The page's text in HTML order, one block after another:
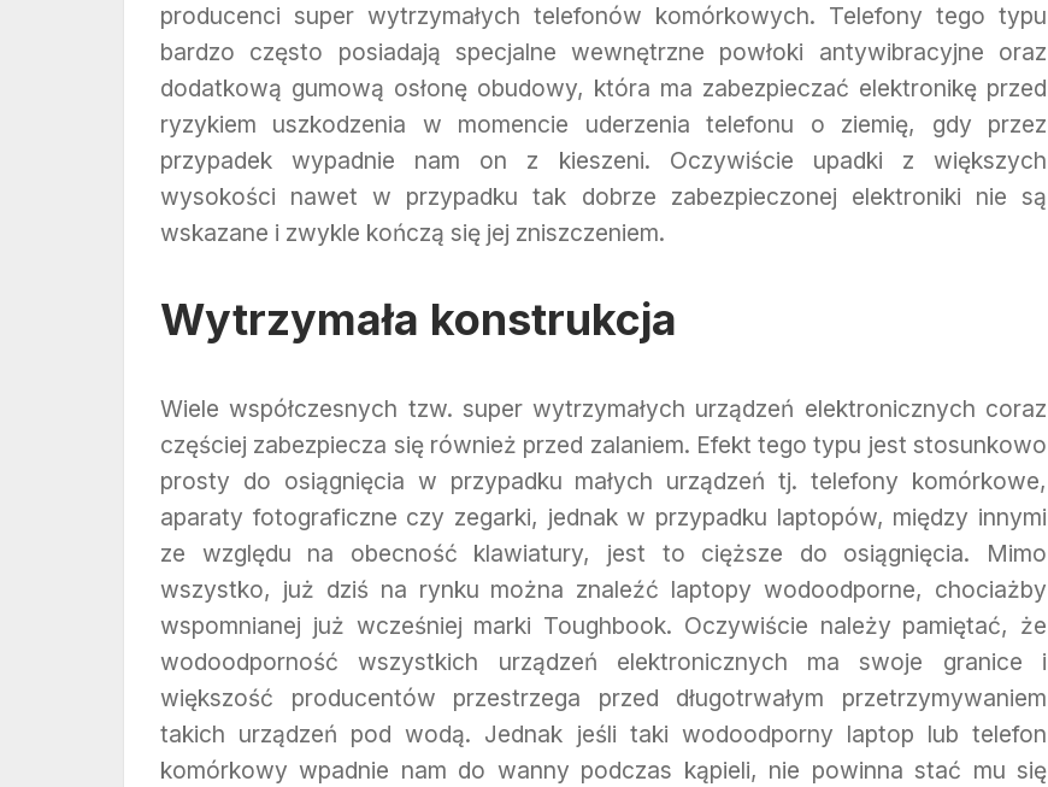
producenci super wytrzymałych telefonów komórkowych. Telefony tego typu
bardzo często posiadają specjalne wewnętrzne powłoki antywibracyjne oraz
dodatkową gumową osłonę obudowy, która ma zabezpieczać elektronikę przed
ryzykiem uszkodzenia w momencie uderzenia telefonu o ziemię, gdy przez
przypadek wypadnie nam on z kieszeni. Oczywiście upadki z większych
wysokości nawet w przypadku tak dobrze zabezpieczonej elektroniki nie są
wskazane i zwykle kończą się jej zniszczeniem.
Wytrzymała konstrukcja
Wiele współczesnych tzw. super wytrzymałych urządzeń elektronicznych coraz
częściej zabezpiecza się również przed zalaniem. Efekt tego typu jest stosunkowo
prosty do osiągnięcia w przypadku małych urządzeń tj. telefony komórkowe,
aparaty fotograficzne czy zegarki, jednak w przypadku laptopów, między innymi
ze względu na obecność klawiatury, jest to cięższe do osiągnięcia. Mimo
wszystko, już dziś na rynku można znaleźć laptopy wodoodporne, chociażby
wspomnianej już wcześniej marki Toughbook. Oczywiście należy pamiętać, że
wodoodporność wszystkich urządzeń elektronicznych ma swoje granice i
większość producentów przestrzega przed długotrwałym przetrzymywaniem
takich urządzeń pod wodą. Jednak jeśli taki wodoodporny laptop lub telefon
komórkowy wpadnie nam do wanny podczas kąpieli, nie powinna stać mu się